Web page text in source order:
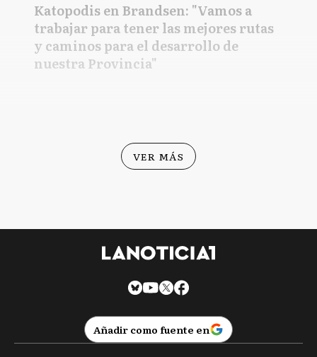
Katopodis en Brandsen: "Vamos a
trabajar para tener las mejores rutas
y caminos para el desarrollo de
nuestra Provincia"
VER MÁS
Añadir como fuente en